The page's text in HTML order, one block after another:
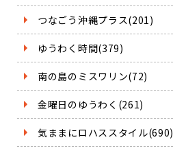
つなごう沖縄プラス(201)
ゆうわく時間(379)
南の島のミスワリン(72)
金曜日のゆうわく(261)
気ままにロハススタイル(690)